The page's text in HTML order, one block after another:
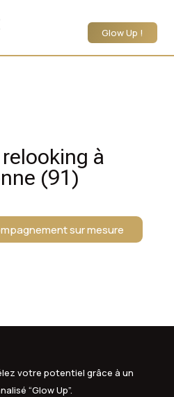
Glow Up !
à
(91)
sur mesure
votre potentiel grâce à un
“Glow Up”.